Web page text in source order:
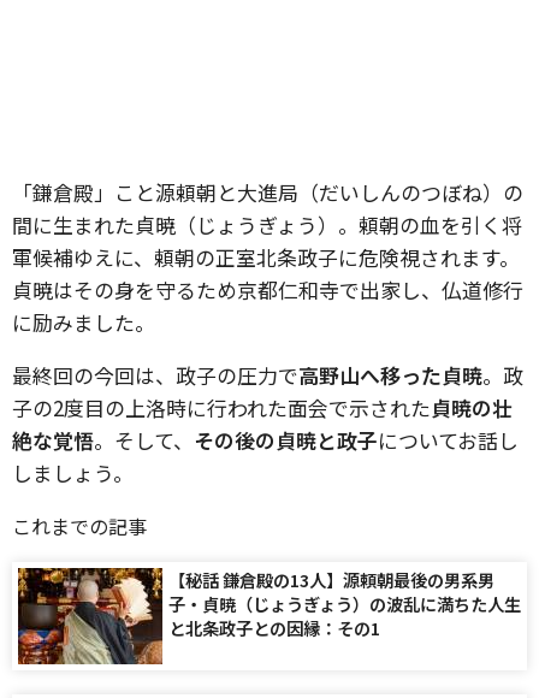
「鎌倉殿」こと源頼朝と大進局（だいしんのつぼね）の
間に生まれた貞暁（じょうぎょう）。頼朝の血を引く将
軍候補ゆえに、頼朝の正室北条政子に危険視されます。
貞暁はその身を守るため京都仁和寺で出家し、仏道修行
に励みました。
最終回の今回は、政子の圧力で高野山へ移った貞暁。政
子の2度目の上洛時に行われた面会で示された貞暁の壮
絶な覚悟。そして、 その後の貞暁と政子についてお話し
しましょう。
これまでの記事
【秘話 鎌倉殿の13人】源頼朝最後の男系男
子・貞暁（じょうぎょう）の波乱に満ちた人生
と北条政子との因縁：その1